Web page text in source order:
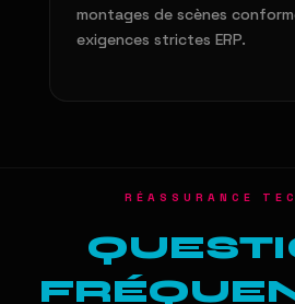
montages de scènes
exigences strictes ERP.
RÉASSURANCE